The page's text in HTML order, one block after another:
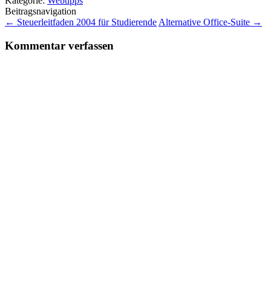
Beitragsnavigation
← Steuerleitfaden 2004 für Studierende Alternative Office-Suite →
Kommentar verfassen